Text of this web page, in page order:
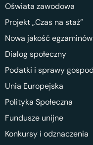
Oświata zawodowa
Projekt „Czas na staż”
Nowa jakość egzaminów
Dialog społeczny
Podatki i sprawy
Unia Europejska
Polityka Społeczna
Fundusze unijne
Konkursy i odznaczenia